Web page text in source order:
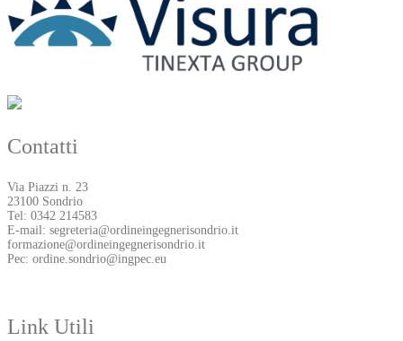
Contatti
Via Piazzi n. 23
23100 Sondrio
Tel: 0342 214583
E-mail: segreteria@ordineingegnerisondrio.it
formazione@ordineingegnerisondrio.it
Pec: ordine.sondrio@ingpec.eu
Link Utili